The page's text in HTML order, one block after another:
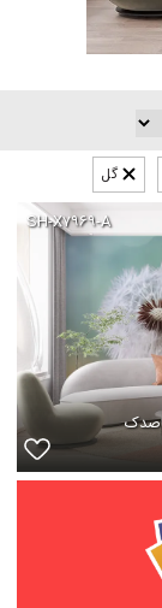
گل
SH-X۷۹۶۹-A